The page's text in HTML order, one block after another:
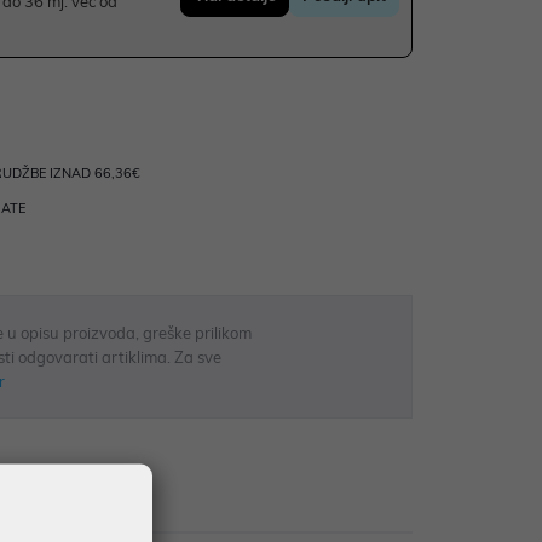
IZNAD 66,36€
opisu proizvoda, greške prilikom
odgovarati artiklima. Za sve